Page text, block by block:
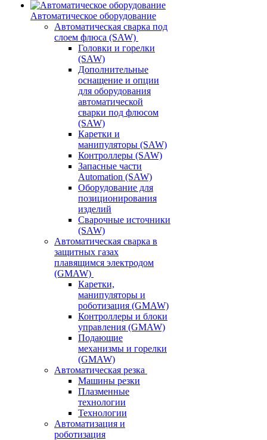
Автоматическое оборудование
Автоматическая сварка под
слоем флюса (SAW)
Головки и горелки
(SAW)
Дополнительные
оснащение и опции
для оборудования
автоматической
сварки под флюсом
(SAW)
Каретки и
манипуляторы (SAW)
Контроллеры (SAW)
Запасные части
Automation (SAW)
Оборудование для
позиционирования
изделий
Сварочные источники
(SAW)
Автоматическая сварка в
защитных газах
плавящимся электродом
(GMAW)
Каретки,
манипуляторы и
роботизация (GMAW)
Контроллеры и блоки
управления (GMAW)
Подающие
механизмы и горелки
(GMAW)
Автоматическая резка
Машины резки
Плазменные
технологии
Технологии
Автоматизация и
роботизация